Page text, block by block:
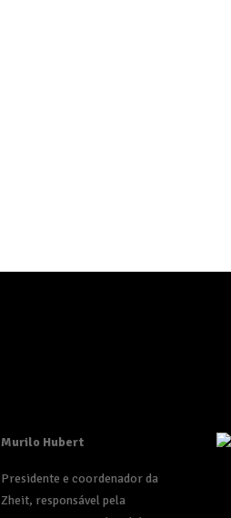
Murilo Hubert
Presidente e coordenador da
Zheit, responsável pela